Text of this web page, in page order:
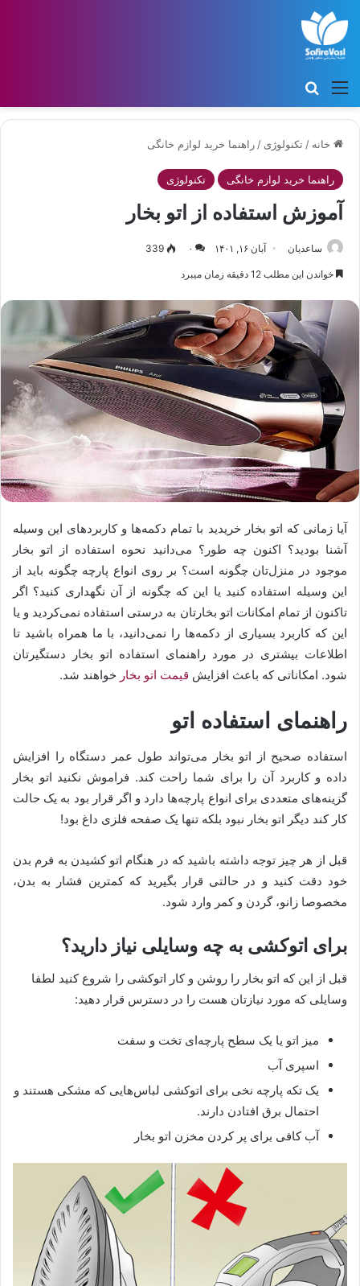
منو
خانه / تکنولوژی / راهنما خرید لوازم خانگی
راهنما خرید لوازم خانگی تکنولوژی
آموزش استفاده از اتو بخار
ساعدیان آبان ۱۶, ۱۴۰۱ ۰ 339
خواندن این مطلب 12 دقیقه زمان میبرد
آیا زمانی که اتو بخار خریدید با تمام دکمه‌ها و کاربردهای این وسیله
آشنا بودید؟ اکنون چه طور؟ می‌دانید نحوه استفاده از اتو بخار
موجود در منزل‌تان چگونه است؟ بر روی انواع پارچه چگونه باید از
این وسیله استفاده کنید یا این که چگونه از آن نگهداری کنید؟ اگر
تاکنون از تمام امکانات اتو بخارتان به درستی استفاده نمی‌کردید و یا
این که کاربرد بسیاری از دکمه‌ها را نمی‌دانید، با ما همراه باشید تا
اطلاعات بیشتری در مورد راهنمای استفاده اتو بخار دستگیرتان
شود. امکاناتی که باعث افزایش قیمت اتو بخار خواهند شد.
راهنمای استفاده اتو
استفاده صحیح از اتو بخار می‌تواند طول عمر دستگاه را افزایش
داده و کاربرد آن را برای شما راحت کند. فراموش نکنید اتو بخار
گزینه‌های متعددی برای انواع پارچه‌ها دارد و اگر قرار بود به یک حالت
کار کند دیگر اتو بخار نبود بلکه تنها یک صفحه فلزی داغ بود!
قبل از هر چیز توجه داشته باشید که در هنگام اتو کشیدن به فرم بدن
خود دقت کنید و در حالتی قرار بگیرید که کمترین فشار به بدن،
مخصوصا زانو، گردن و کمر وارد شود.
برای اتوکشی به چه وسایلی نیاز دارید؟
قبل از این که اتو بخار را روشن و کار اتوکشی را شروع کنید لطفا
وسایلی که مورد نیازتان هست را در دسترس قرار دهید:
میز اتو یا یک سطح پارچه‌ای تخت و سفت
اسپری آب
یک تکه پارچه نخی برای اتوکشی لباس‌هایی که مشکی هستند و
احتمال برق افتادن دارند.
آب کافی برای پر کردن مخزن اتو بخار